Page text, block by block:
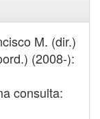
M. (dir.)
(2008-):
consulta: